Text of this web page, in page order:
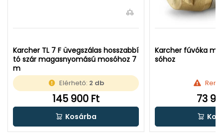
Karcher TL 7 F üvegszálas hosszabbí
tó szár magasnyomású mosóhoz 7
m
Elérhető: 2 db
145 900 Ft
Kosárba
Karcher fúvóka magasnyomású mo
sóhoz
73